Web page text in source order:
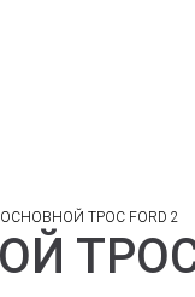
ТРОС FORD 2
ТРОС